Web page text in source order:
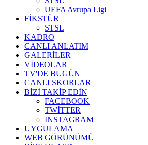
UEFA Avrupa Ligi
FİKSTÜR
STSL
KADRO
CANLI ANLATIM
GALERİLER
VİDEOLAR
TV'DE BUGÜN
CANLI SKORLAR
BİZİ TAKİP EDİN
FACEBOOK
TWİTTER
INSTAGRAM
UYGULAMA
WEB GÖRÜNÜMÜ